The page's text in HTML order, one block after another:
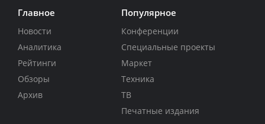
Главное
Новости
Аналитика
Рейтинги
Обзоры
Архив
Популярное
Конференции
Специальные проекты
Маркет
Техника
ТВ
Печатные издания